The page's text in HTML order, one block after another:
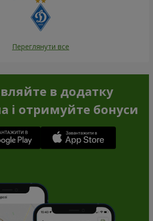
Переглянути все
в додатку
і отримуйте бонуси